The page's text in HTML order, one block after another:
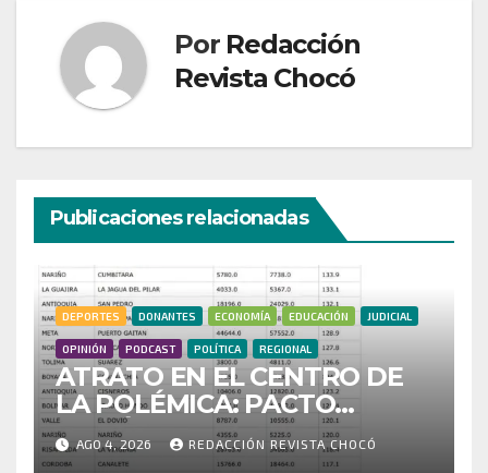
Por Redacción
Revista Chocó
Publicaciones relacionadas
DEPORTES DONANTES ECONOMÍA EDUCACIÓN JUDICIAL
OPINIÓN PODCAST POLÍTICA REGIONAL
ATRATO EN EL CENTRO DE
LA POLÉMICA: PACTO
HISTÓRICO CUESTIONA
CENSO ELECTORAL Y PIDE
AGO 4, 2026 REDACCIÓN REVISTA CHOCÓ